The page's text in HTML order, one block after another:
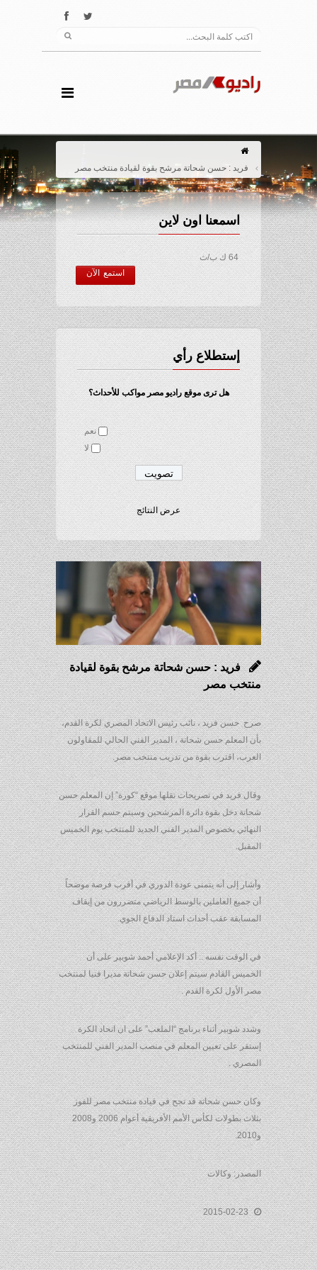
فريد : حسن شحاتة مرشح بقوة لقيادة منتخب مصر
اسمعنا اون لاين
64 ك ب/ث
استمع الآن
إستطلاع رأي
هل ترى موقع راديو مصر مواكب للأحداث؟
نعم
لا
عرض النتائج
فريد : حسن شحاتة مرشح بقوة لقيادة
منتخب مصر
صرح حسن فريد ، نائب رئيس الاتحاد المصري لكرة القدم،
بأن المعلم حسن شحاتة ، المدير الفني الحالي للمقاولون
العرب، اقترب بقوة من تدريب منتخب مصر.
وقال فريد في تصريحات نقلها موقع “كورة” إن المعلم حسن
شحاتة دخل بقوة دائرة المرشحين وسيتم حسم القرار
النهائي بخصوص المدير الفني الجديد للمنتخب يوم الخميس
المقبل.
وأشار إلى أنه يتمنى عودة الدوري في أقرب فرصة موضحاً
أن جميع العاملين بالوسط الرياضي متضررون من إيقاف
المسابقة عقب أحداث استاد الدفاع الجوي.
في الوقت نفسه .. أكد الإعلامي أحمد شوبير على أن
الخميس القادم سيتم إعلان حسن شحاتة مديرا فنيا لمنتخب
مصر الأول لكرة القدم .
وشدد شوبير أثناء برنامج “الملعب” على ان اتحاد الكرة
إستقر على تعيين المعلم في منصب المدير الفني للمنتخب
المصري .
وكان حسن شحاتة قد نجح في قيادة منتخب مصر للفوز
بثلاث بطولات لكأس الأمم الأفريقية أعوام 2006 و2008
و2010.
المصدر: وكالات
2015-02-23